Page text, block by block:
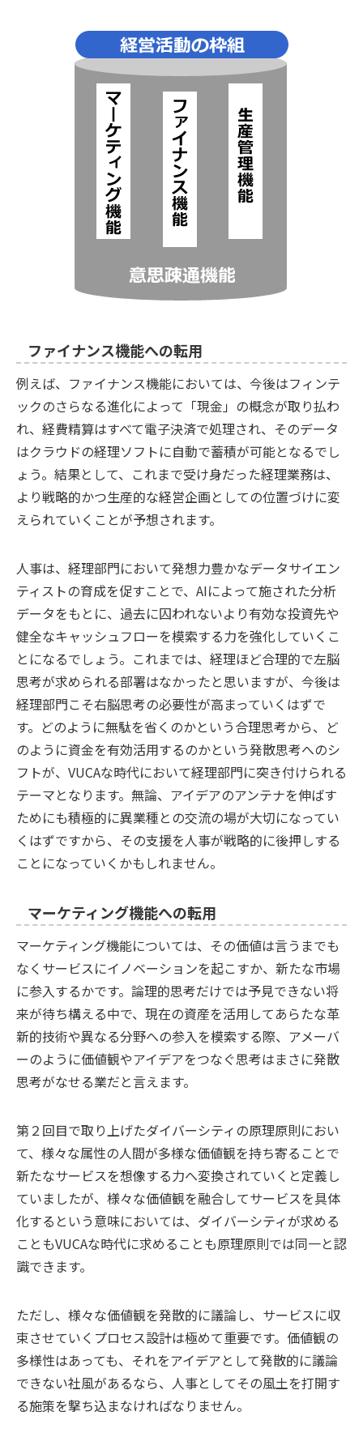
ファイナンス機能への転用
例えば、ファイナンス機能においては、今後はフィンテ
ックのさらなる進化によって「現金」の概念が取り払わ
れ、経費精算はすべて電子決済で処理され、そのデータ
はクラウドの経理ソフトに自動で蓄積が可能となるでし
ょう。結果として、これまで受け身だった経理業務は、
より戦略的かつ生産的な経営企画としての位置づけに変
えられていくことが予想されます。
人事は、経理部門において発想力豊かなデータサイエン
ティストの育成を促すことで、AIによって施された分析
データをもとに、過去に囚われないより有効な投資先や
健全なキャッシュフローを模索する力を強化していくこ
とになるでしょう。これまでは、経理ほど合理的で左脳
思考が求められる部署はなかったと思いますが、今後は
経理部門こそ右脳思考の必要性が高まっていくはずで
す。どのように無駄を省くのかという合理思考から、ど
のように資金を有効活用するのかという発散思考へのシ
フトが、VUCAな時代において経理部門に突き付けられる
テーマとなります。無論、アイデアのアンテナを伸ばす
ためにも積極的に異業種との交流の場が大切になってい
くはずですから、その支援を人事が戦略的に後押しする
ことになっていくかもしれません。
マーケティング機能への転用
マーケティング機能については、その価値は言うまでも
なくサービスにイノベーションを起こすか、新たな市場
に参入するかです。論理的思考だけでは予見できない将
来が待ち構える中で、現在の資産を活用してあらたな革
新的技術や異なる分野への参入を模索する際、アメーバ
ーのように価値観やアイデアをつなぐ思考はまさに発散
思考がなせる業だと言えます。
第２回目で取り上げたダイバーシティの原理原則におい
て、様々な属性の人間が多様な価値観を持ち寄ることで
新たなサービスを想像する力へ変換されていくと定義し
ていましたが、様々な価値観を融合してサービスを具体
化するという意味においては、ダイバーシティが求める
こともVUCAな時代に求めることも原理原則では同一と認
識できます。
ただし、様々な価値観を発散的に議論し、サービスに収
束させていくプロセス設計は極めて重要です。価値観の
多様性はあっても、それをアイデアとして発散的に議論
できない社風があるなら、人事としてその風土を打開す
る施策を撃ち込まなければなりません。